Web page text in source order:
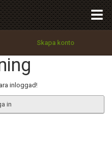
Skapa konto
inloggad!
in
Tillbaka till förstasidan